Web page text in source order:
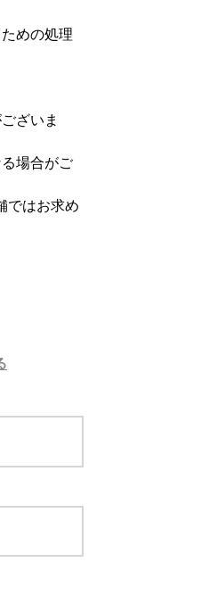
めの処理
ざいま
場合がご
ではお求め